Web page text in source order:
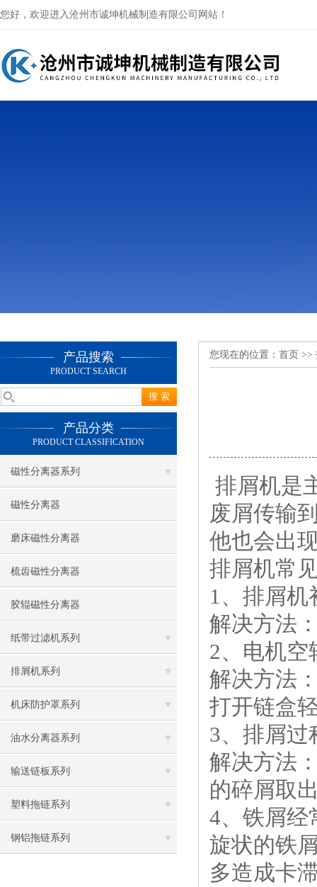
您好，欢迎进入沧州市诚坤机械制造有限公司网站！
产品搜索
PRODUCT SEARCH
产品分类
PRODUCT CLASSIFICATION
磁性分离器系列
磁性分离器
磨床磁性分离器
梳齿磁性分离器
胶辊磁性分离器
纸带过滤机系列
排屑机系列
机床防护罩系列
油水分离器系列
输送链板系列
塑料拖链系列
钢铝拖链系列
您现在的位置： 首页 >>
排屑机是
废屑传输
他也会出
排屑机常
1、排屑机
解决方法
2、电机空
解决方法
打开链盒
3、排屑过
解决方法
的碎屑取
4、铁屑经
旋状的铁
多造成卡